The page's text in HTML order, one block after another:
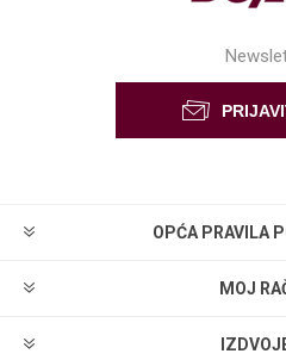
OPĆA PRAVILA
MOJ